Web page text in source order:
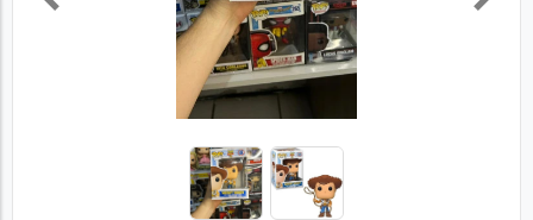
Previous Next